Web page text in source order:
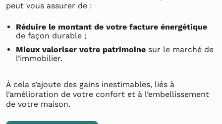
peut vous assurer de :
Réduire le montant de votre facture énergétique
de façon durable ;
Mieux valoriser votre patrimoine sur le marché de
l’immobilier.
À cela s’ajoute des gains inestimables, liés à
l’amélioration de votre confort et à l’embellissement
de votre maison.